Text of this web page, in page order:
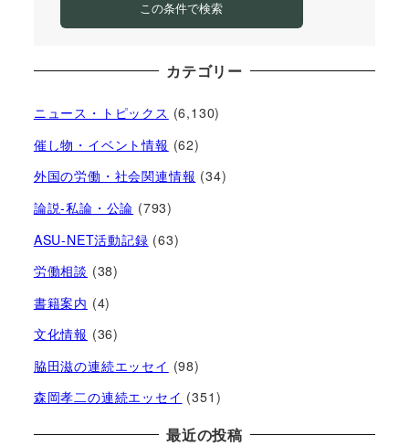
この条件で検索
カテゴリー
ニュース・トピックス (6,130)
催し物・イベント情報 (62)
外国の労働・社会関連情報 (34)
論説-私論・公論 (793)
ASU-NET活動記録 (63)
労働相談 (38)
書籍案内 (4)
文化情報 (36)
脇田滋の連続エッセイ (98)
森岡孝二の連続エッセイ (351)
最近の投稿